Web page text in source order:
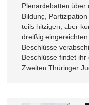
Plenardebatten über
Bildung,
teils hitzigen, aber
dreißig
Beschlüsse
Beschlüsse findet
Zweiten Thüringer